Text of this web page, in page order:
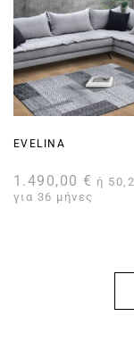
EVELINA
1.490,00 € ή
για 36 μήνες